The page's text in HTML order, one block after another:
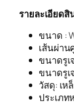
รายละเอียดสิ
ขนาด :
เส้นผ่าน
ขนาดรูเ
ขนาดรูเ
วัสดุ: เห
ประเภท